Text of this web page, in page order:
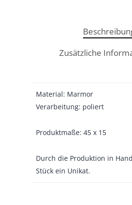
Zusätzliche
Material: Marmor
Verarbeitung: poliert
Produktmaße: 45 x 15
Durch die Produktion in
Stück ein Unikat.